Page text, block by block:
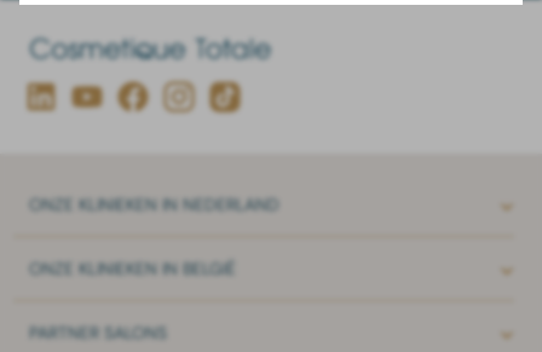
ONZE KLINIEKEN IN NEDERLAND
ONZE KLINIEKEN IN BELGIË
PARTNER SALONS